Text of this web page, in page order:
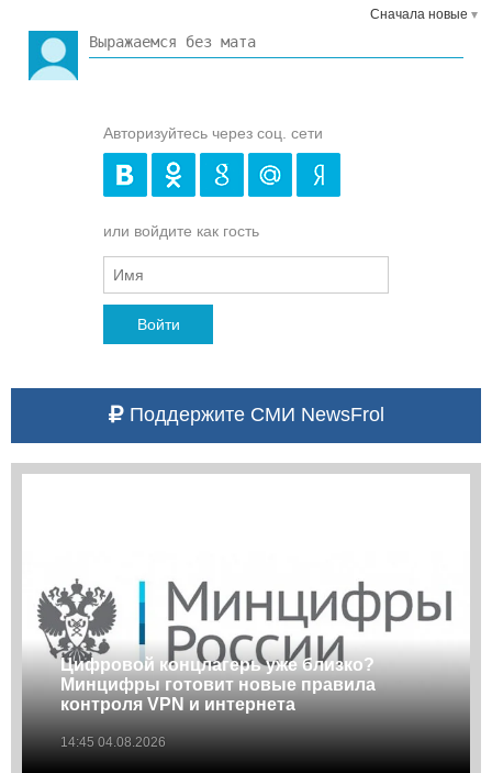
Сначала новые
Авторизуйтесь через соц. сети
или войдите как гость
Войти
Поддержите СМИ NewsFrol
Цифровой концлагерь уже близко?
Минцифры готовит новые правила
контроля VPN и интернета
14:45 04.08.2026